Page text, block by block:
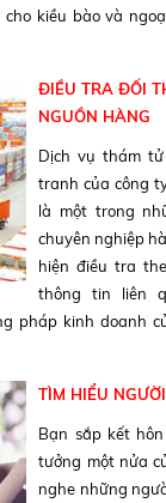
kiều bào và
ĐIỀU TRA ĐỐI
NGUỒN HÀNG
Dịch vụ thám
tranh của công
là một trong
chuyên nghiệp
hiện điều tra
thông tin liên
pháp kinh doanh
TÌM HIỂU
Bạn sắp kết
tưởng một nửa
nghe những